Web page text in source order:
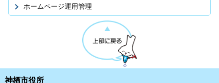
ホームページ運用管理
神栖市役所